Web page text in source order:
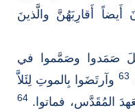
أَيضاً أَقارِبَهُنَّ والَّذينَ
صَمَدوا وصَمَّموا في
63 وآرتَضَوا بِالموتِ لِئَلاَّ
المُقَدَّس، فماتوا. 64